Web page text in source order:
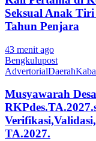
Seksual Anak
Tahun Penjara
43 menit ago
Bengkulupost
AdvertorialDaerah
Musyawarah
TA.2027.